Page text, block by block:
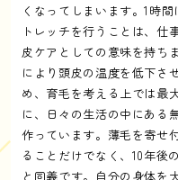
くなってしまいます。1時
トレッチを行うことは、仕
皮ケアとしての意味を持ち
により頭皮の温度を低下さ
め、育毛を考える上では最
に、日々の生活の中にある
作っています。薄毛を寄せ
ることだけでなく、10年後
と同義です。自分の身体を